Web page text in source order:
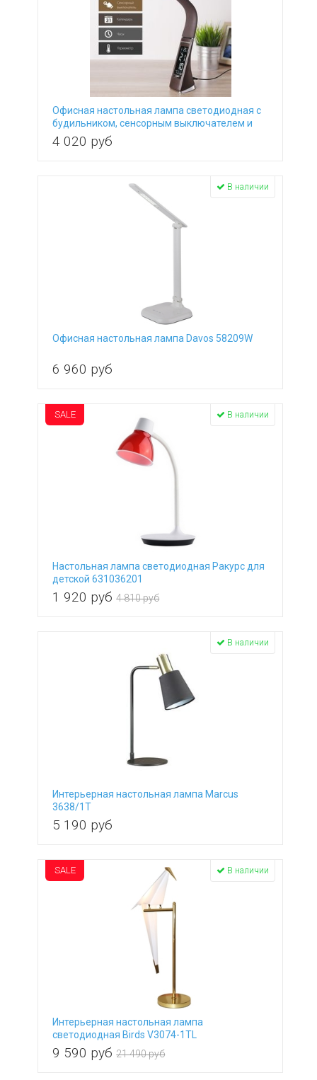
Офисная настольная лампа светодиодная с
будильником, сенсорным выключателем и
термометром Elara коричневый
4 020 руб
Офисная настольная лампа Davos 58209W
6 960 руб
В наличии
Настольная лампа светодиодная Ракурс для
детской 631036201
1 920 руб 4 810 руб
SALE В наличии
Интерьерная настольная лампа Marcus
3638/1T
5 190 руб
В наличии
Интерьерная настольная лампа
светодиодная Birds V3074-1TL
9 590 руб 21 490 руб
SALE В наличии